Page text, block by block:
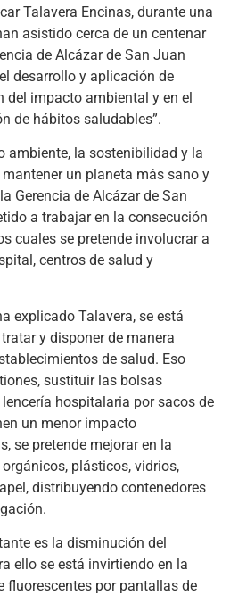
Talavera Encinas, durante una
asistido cerca de un centenar
de Alcázar de San Juan
desarrollo y aplicación de
del impacto ambiental y en el
de hábitos saludables”.
ambiente, la sostenibilidad y la
un planeta más sano y
Gerencia de Alcázar de San
a trabajar en la consecución
cuales se pretende involucrar a
centros de salud y
explicado Talavera, se está
y disponer de manera
de salud. Eso
sustituir las bolsas
hospitalaria por sacos de
un menor impacto
se pretende mejorar en la
plásticos, vidrios,
distribuyendo contenedores
es la disminución del
ello se está invirtiendo en la
fluorescentes por pantallas de